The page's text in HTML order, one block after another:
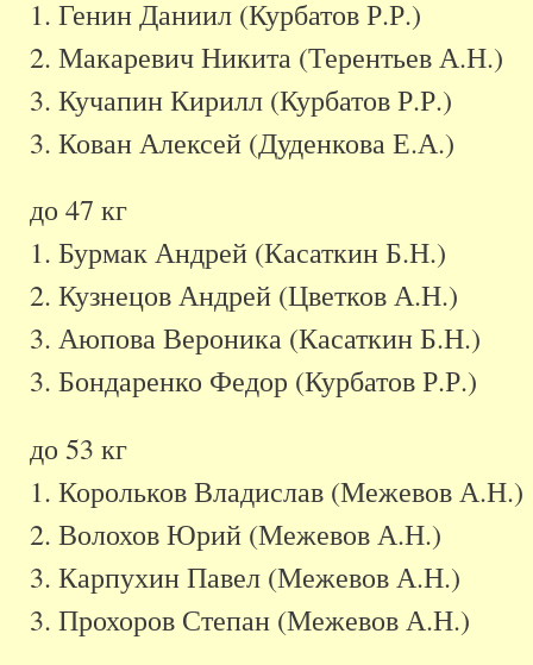
1. Генин Даниил (Курбатов Р.Р.)
2. Макаревич Никита (Терентьев А.Н.)
3. Кучапин Кирилл (Курбатов Р.Р.)
3. Кован Алексей (Дуденкова Е.А.)
до 47 кг
1. Бурмак Андрей (Касаткин Б.Н.)
2. Кузнецов Андрей (Цветков А.Н.)
3. Аюпова Вероника (Касаткин Б.Н.)
3. Бондаренко Федор (Курбатов Р.Р.)
до 53 кг
1. Корольков Владислав (Межевов А.Н.)
2. Волохов Юрий (Межевов А.Н.)
3. Карпухин Павел (Межевов А.Н.)
3. Прохоров Степан (Межевов А.Н.)